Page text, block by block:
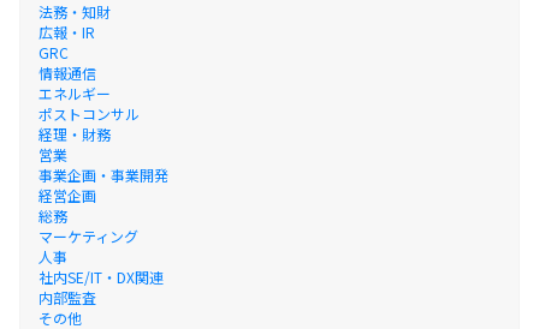
法務・知財
広報・IR
GRC
情報通信
エネルギー
ポストコンサル
経理・財務
営業
事業企画・事業開発
経営企画
総務
マーケティング
人事
社内SE/IT・DX関連
内部監査
その他